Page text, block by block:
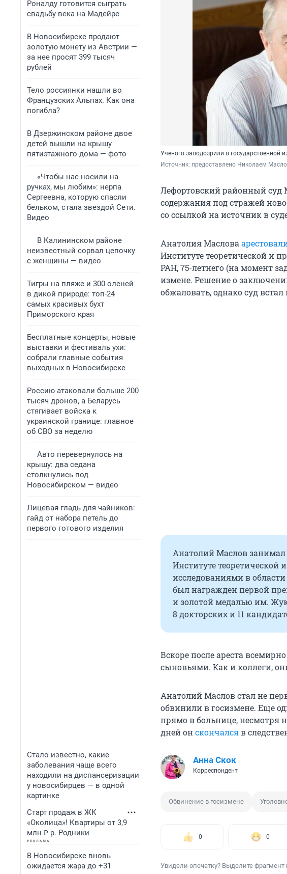
Роналду готовится сыграть
свадьбу века на Мадейре
В Новосибирске продают
золотую монету из Австрии —
за нее просят 399 тысяч
рублей
Тело россиянки нашли во
Французских Альпах. Как она
погибла?
В Дзержинском районе двое
детей вышли на крышу
пятиэтажного дома — фото
«Чтобы нас носили на
ручках, мы любим»: нерпа
Сергеевна, которую спасли
бельком, стала звездой Сети.
Видео
В Калининском районе
неизвестный сорвал цепочку
с женщины — видео
Тигры на пляже и 300 оленей
в дикой природе: топ-24
самых красивых бухт
Приморского края
Бесплатные концерты, новые
выставки и фестиваль ухи:
собрали главные события
выходных в Новосибирске
Россию атаковали больше 200
тысяч дронов, а Беларусь
стягивает войска к
украинской границе: главное
об СВО за неделю
Авто перевернулось на
крышу: два седана
столкнулись под
Новосибирском — видео
Лицевая гладь для чайников:
гайд от набора петель до
первого готового изделия
Стало известно, какие
заболевания чаще всего
находили на диспансеризации
у новосибирцев — в одной
картинке
Старт продаж в ЖК
«Околица»! Квартиры от 3,9
млн ₽ р. Родники
В Новосибирске вновь
ожидается жара до +31
Ученого заподозрили в государственной
Источник: предоставлено Николаем
Лефортовский районный суд
содержания под стражей
со ссылкой на источник в
Анатолия Маслова
Институте теоретической и
РАН, 75-летнего (на момент
измене. Решение о
обжаловать, однако суд
Анатолий Маслов занимал
Институте
исследованиями в
был награжден первой
и золотой медалью им.
8 докторских и 11
Вскоре после ареста
сыновьями. Как и коллеги,
Анатолий Маслов стал не
обвинили в госизмене. Еще
прямо в больнице, несмотря
дней онскончалсяв
Анна Скок
Корреспондент
Обвинение в госизмене
0 0
Увидели опечатку? Выделите фрагмент